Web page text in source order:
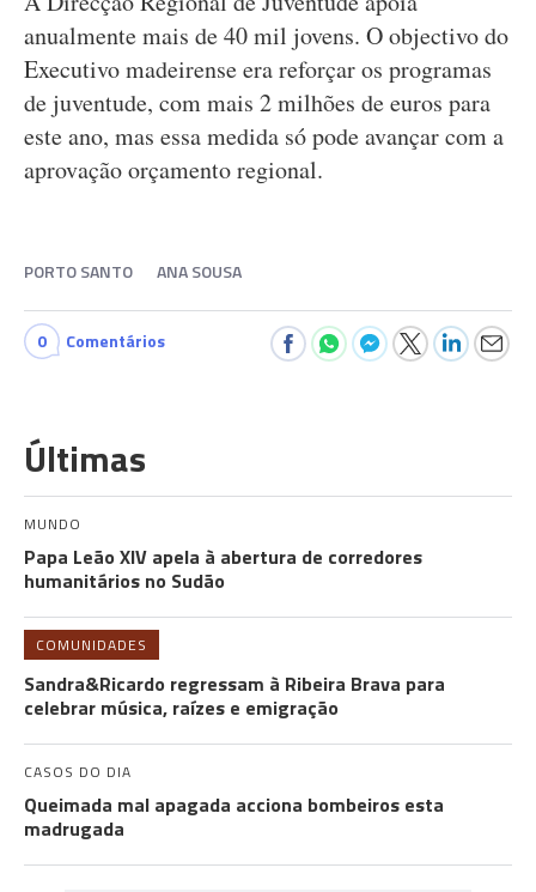
anualmente mais de 40 mil jovens. O objectivo do
Executivo madeirense era reforçar os programas
de juventude, com mais 2 milhões de euros para
este ano, mas essa medida só pode avançar com a
aprovação orçamento regional.
PORTO SANTO ANA SOUSA
0 Comentários
Últimas
MUNDO
Papa Leão XIV apela à abertura de corredores
humanitários no Sudão
COMUNIDADES
Sandra&Ricardo regressam à Ribeira Brava para
celebrar música, raízes e emigração
CASOS DO DIA
Queimada mal apagada acciona bombeiros esta
madrugada